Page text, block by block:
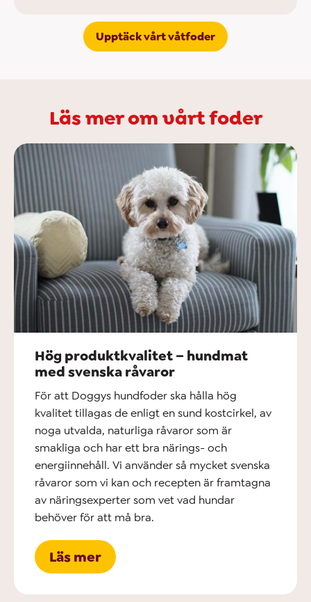
Upptäck vårt våtfoder
Läs mer om vårt foder
Hög produktkvalitet – hundmat
med svenska råvaror
För att Doggys hundfoder ska hålla hög
kvalitet tillagas de enligt en sund kostcirkel, av
noga utvalda, naturliga råvaror som är
smakliga och har ett bra närings- och
energiinnehåll. Vi använder så mycket svenska
råvaror som vi kan och recepten är framtagna
av näringsexperter som vet vad hundar
behöver för att må bra.
Läs mer